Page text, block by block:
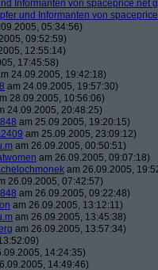
Informanten von spaceprice.net
und Informanten von
05:34:56)
09:52:59)
12:55:14)
17:45:58)
24.09.2005, 19:42:18)
am 24.09.2005, 19:57:30)
28.09.2005, 10:56:06)
24.09.2005, 20:48:25)
am 25.09.2005, 19:20:15)
am 25.09.2005, 23:09:12)
am 26.09.2005, 00:50:51)
am 26.09.2005, 09:07:18)
am 26.09.2005,
26.09.2005, 07:42:57)
am 26.09.2005, 09:22:48)
am 26.09.2005, 13:12:11)
am 26.09.2005, 13:45:38)
am 26.09.2005, 13:57:34)
14:24:35)
14:49:46)